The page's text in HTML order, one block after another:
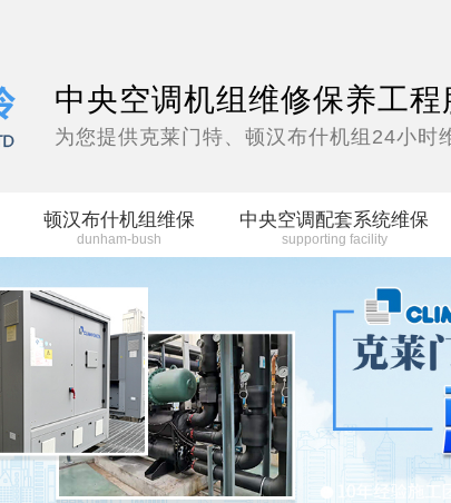
中央空调机组维修保养工程
为您提供克莱门特、顿汉布什机组24小时
顿汉布什机组维保
dunham-bush
中央空调配套系统维保
supporting facility